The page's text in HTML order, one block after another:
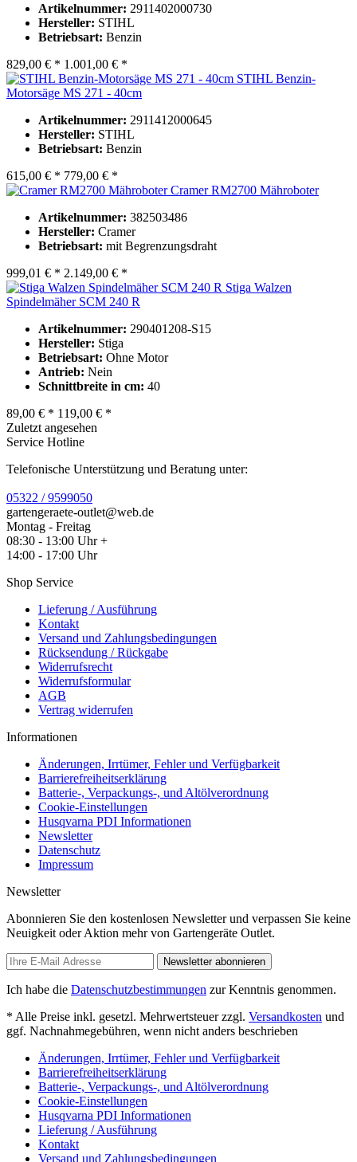
Artikelnummer: 2911402000730
Hersteller: STIHL
Betriebsart: Benzin
829,00 € * 1.001,00 € *
STIHL Benzin-
Motorsäge MS 271 - 40cm
Artikelnummer: 2911412000645
Hersteller: STIHL
Betriebsart: Benzin
615,00 € * 779,00 € *
Cramer RM2700 Mähroboter
Artikelnummer: 382503486
Hersteller: Cramer
Betriebsart: mit Begrenzungsdraht
999,01 € * 2.149,00 € *
Stiga Walzen
Spindelmäher SCM 240 R
Artikelnummer: 290401208-S15
Hersteller: Stiga
Betriebsart: Ohne Motor
Antrieb: Nein
Schnittbreite in cm: 40
89,00 € * 119,00 € *
Zuletzt angesehen
Service Hotline
Telefonische Unterstützung und Beratung unter:
05322 / 9599050
gartengeraete-outlet@web.de
Montag - Freitag
08:30 - 13:00 Uhr +
14:00 - 17:00 Uhr
Shop Service
Lieferung / Ausführung
Kontakt
Versand und Zahlungsbedingungen
Rücksendung / Rückgabe
Widerrufsrecht
Widerrufsformular
AGB
Vertrag widerrufen
Informationen
Änderungen, Irrtümer, Fehler und Verfügbarkeit
Barrierefreiheitserklärung
Batterie-, Verpackungs-, und Altölverordnung
Cookie-Einstellungen
Husqvarna PDI Informationen
Newsletter
Datenschutz
Impressum
Newsletter
Abonnieren Sie den kostenlosen Newsletter und verpassen Sie keine
Neuigkeit oder Aktion mehr von Gartengeräte Outlet.
Newsletter abonnieren
Ich habe die Datenschutzbestimmungen zur Kenntnis genommen.
* Alle Preise inkl. gesetzl. Mehrwertsteuer zzgl. Versandkosten und
ggf. Nachnahmegebühren, wenn nicht anders beschrieben
Änderungen, Irrtümer, Fehler und Verfügbarkeit
Barrierefreiheitserklärung
Batterie-, Verpackungs-, und Altölverordnung
Cookie-Einstellungen
Husqvarna PDI Informationen
Lieferung / Ausführung
Kontakt
Versand und Zahlungsbedingungen